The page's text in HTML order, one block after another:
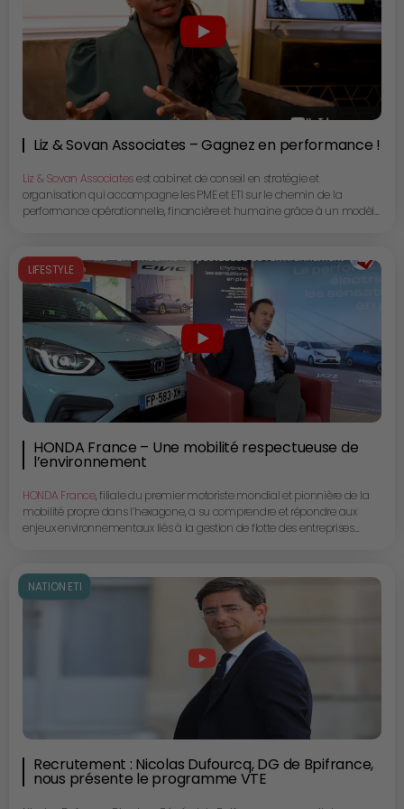
besoins de traduction spécifiques à votre métier.
Liz & Sovan Associates – Gagnez en performance !
Liz & Sovan Associatesest cabinet de conseil en stratégie et
organisation qui accompagne les PME et ETI sur le chemin de la
performance opérationnelle, financière et humaine grâce à un modèle
Lise Thong, la fondatrice du cabinet, nous présente avec beaucoup de
simplicité la vision, l’approche et la méthode qui ont fait de Liz & Sovan
Associates une success story.
LIFESTYLE
HONDA France – Une mobilité respectueuse de
l’environnement
HONDA France, filiale du premier motoriste mondial et pionnière de la
mobilité propre dans l’hexagone, a su comprendre et répondre aux
enjeux environnementaux liés à la gestion de flotte des entreprises
nouvelle gamme HONDA et l’offre entreprise d’une marque qui s’inscrit
clairement dans l’avenir.
NATION ETI
Recrutement : Nicolas Dufourcq, DG de Bpifrance,
nous présente le programme VTE